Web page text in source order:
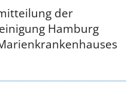
der
Hamburg